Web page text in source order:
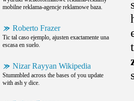
mobilne reklama-agencje reklamowe baza.
Roberto Frazer
Tic tal caso ejemplo, ajusten exactamente una
escasa en suelo.
Nizar Rayyan Wikipedia
Stummbled across the bases of you update
with ash y dice.